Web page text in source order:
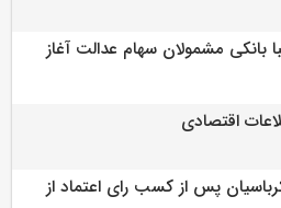
بانکی مشمولان سهام عدالت آغاز
اقتصادی
پس از کسب رای اعتماد از